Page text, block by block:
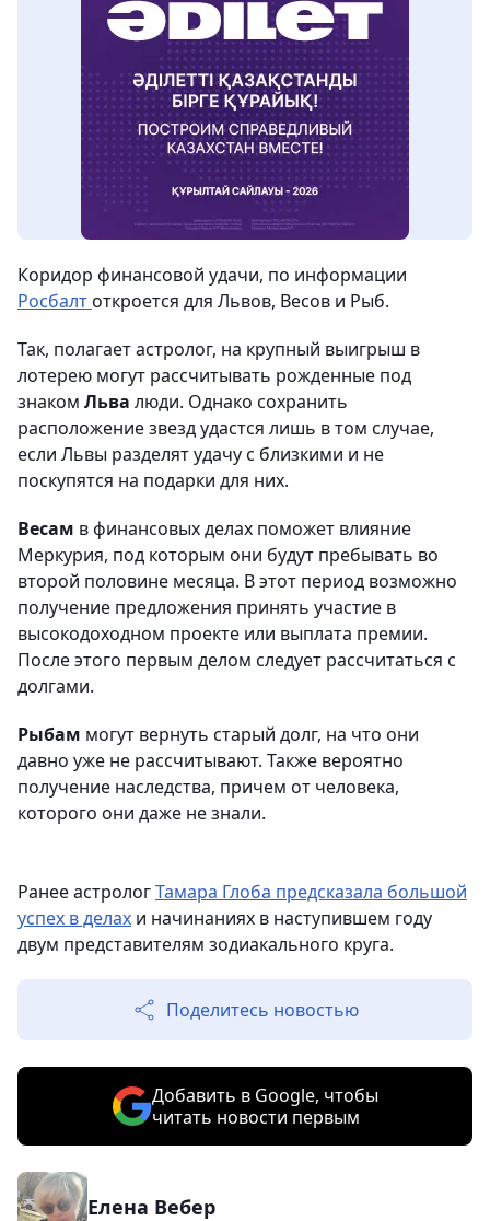
Коридор финансовой удачи, по информации
Росбалтоткроется для Львов, Весов и Рыб.
Так, полагает астролог, на крупный выигрыш в
лотерею могут рассчитывать рожденные под
знаком Льва люди. Однако сохранить
расположение звезд удастся лишь в том случае,
если Львы разделят удачу с близкими и не
поскупятся на подарки для них.
Весам в финансовых делах поможет влияние
Меркурия, под которым они будут пребывать во
второй половине месяца. В этот период возможно
получение предложения принять участие в
высокодоходном проекте или выплата премии.
После этого первым делом следует рассчитаться с
долгами.
Рыбам могут вернуть старый долг, на что они
давно уже не рассчитывают. Также вероятно
получение наследства, причем от человека,
которого они даже не знали.
Ранее астрологТамара Глоба предсказала большой
успех в делах и начинаниях в наступившем году
двум представителям зодиакального круга.
Поделитесь новостью
Добавить в Google, чтобы
читать новости первым
Елена Вебер